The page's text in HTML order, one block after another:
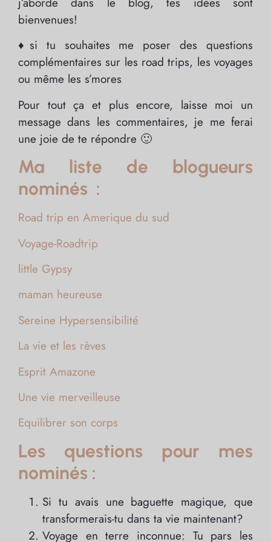
bienvenues!
♦si tu souhaites me poser des questions
complémentaires sur les road trips, les voyages
ou même les s’mores
Pour tout ça et plus encore, laisse moi un
message dans les commentaires, je me ferai
une joie de te répondre 🙂
Ma liste de blogueurs
nominés :
Road trip en Amerique du sud
Voyage-Roadtrip
little Gypsy
maman heureuse
Sereine Hypersensibilité
La vie et les rèves
Esprit Amazone
Une vie merveilleuse
Equilibrer son corps
Les questions pour mes
nominés :
Si tu avais une baguette magique, que
transformerais-tu dans ta vie maintenant?
Voyage en terre inconnue: Tu pars les